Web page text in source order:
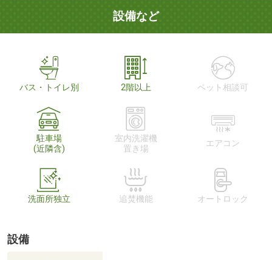
設備など
バス・トイレ別 2階以上 ペット相談可
駐車場
(近隣含)
室内洗濯機
置き場
エアコン
洗面所独立 追焚機能 オートロック
設備